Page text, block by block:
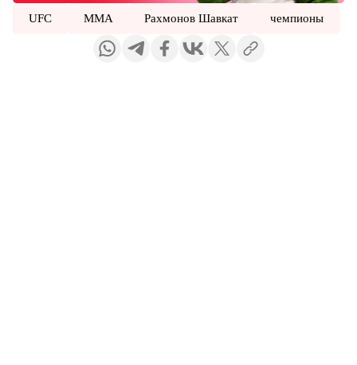
UFC MMA Рахмонов Шавкат чемпионы